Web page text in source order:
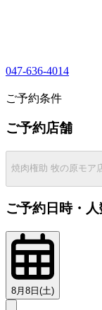
047-636-4014
ご予約条件
ご予約店舗
焼肉権助 牧の原モア
ご予約日時・人
8月8日(土)